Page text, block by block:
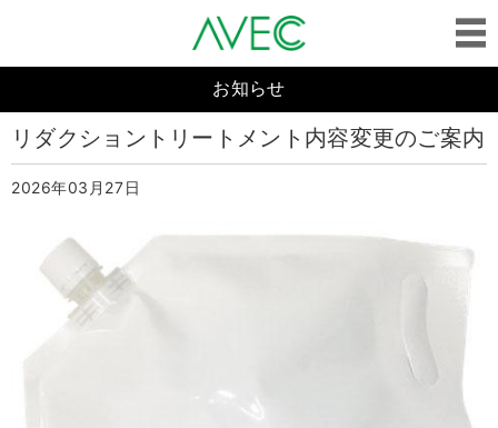
お知らせ
リダクショントリートメント内容変更のご案内
2026年03月27日